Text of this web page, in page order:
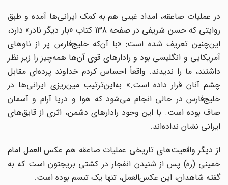
در عملیات صاعقه، امداد غیبی هم به کمک ایرانی‌ها آمده و طبق
روایتی که حسن شریفی در صفحه ۱۳۸ کتاب «بار دیگر نادر» دارد،
این‌چنین تعریف شده است: «با آن‌که خلیج‌فارس پر از ناوهای
آمریکایی و انگلیسی بود و رادارهای قوی آن‌ها همه‌چیز را زیر نظر
داشتند، ما را ندیدند. واقعاً احساس کردم خداوند پرده‌ای مقابل
چشم آنان قرار داده است.» به‌این‌ترتیب مین‌ریزی ایرانی‌ها در
خلیج‌فارس در حالی انجام می‌شود که هوا و دریا آرام و آسمان
صاف بوده است. با این وجود رادارهای دشمن، اثری از قایق‌های
ایرانی نشان نداده‌اند.
از دیگر واقعیت‌های تاریخی عملیات صاعقه هم عکس العمل امام
خمینی (ره) پس از شنیدن انفجار در کشتی بریجتون است که به
گفته شاهدان، این عکس‌العمل، تنها یک تبسم بوده است.